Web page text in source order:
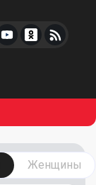
Женщины